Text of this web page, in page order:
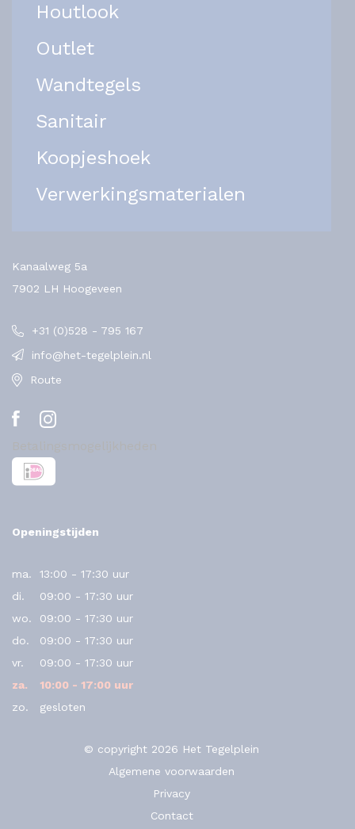
Houtlook
Outlet
Wandtegels
Sanitair
Koopjeshoek
Verwerkingsmaterialen
Kanaalweg 5a
7902 LH Hoogeveen
+31 (0)528 - 795 167
info@het-tegelplein.nl
Route
Openingstijden
ma.
13:00 - 17:30 uur
di.
09:00 - 17:30 uur
wo.
09:00 - 17:30 uur
do.
09:00 - 17:30 uur
vr.
09:00 - 17:30 uur
za.
10:00 - 17:00 uur
zo.
gesloten
© copyright 2026 Het Tegelplein
Algemene voorwaarden
Privacy
Contact